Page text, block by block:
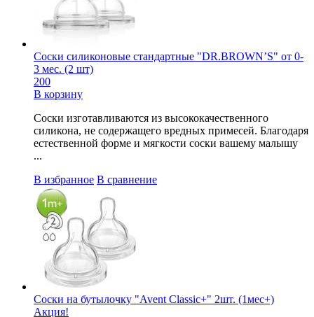
Соски силиконовые стандартные "DR.BROWN’S" от 0-
3 мес. (2 шт)
200
В корзину
Соски изготавливаются из высококачественного
силикона, не содержащего вредных примесей. Благодаря
естественной форме и мягкости соски вашему малышу
...
В избранное В сравнение
Соски на бутылочку "Avent Classic+" 2шт. (1мес+)
Акция!